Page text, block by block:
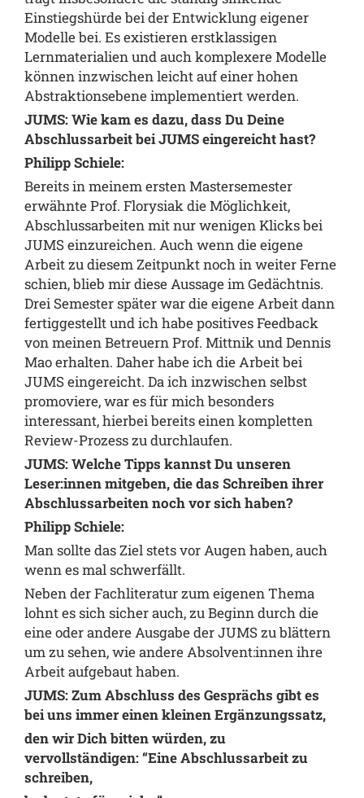
Einstiegshürde bei der Entwicklung eigener
Modelle bei. Es existieren erstklassigen
Lernmaterialien und auch komplexere Modelle
können inzwischen leicht auf einer hohen
Abstraktionsebene implementiert werden.
JUMS: Wie kam es dazu, dass Du Deine
Abschlussarbeit bei JUMS eingereicht hast?
Philipp Schiele:
Bereits in meinem ersten Mastersemester
erwähnte Prof. Florysiak die Möglichkeit,
Abschlussarbeiten mit nur wenigen Klicks bei
JUMS einzureichen. Auch wenn die eigene
Arbeit zu diesem Zeitpunkt noch in weiter Ferne
schien, blieb mir diese Aussage im Gedächtnis.
Drei Semester später war die eigene Arbeit dann
fertiggestellt und ich habe positives Feedback
von meinen Betreuern Prof. Mittnik und Dennis
Mao erhalten. Daher habe ich die Arbeit bei
JUMS eingereicht. Da ich inzwischen selbst
promoviere, war es für mich besonders
interessant, hierbei bereits einen kompletten
Review-Prozess zu durchlaufen.
JUMS: Welche Tipps kannst Du unseren
Leser:innen mitgeben, die das Schreiben ihrer
Abschlussarbeiten noch vor sich haben?
Philipp Schiele:
Man sollte das Ziel stets vor Augen haben, auch
wenn es mal schwerfällt.
Neben der Fachliteratur zum eigenen Thema
lohnt es sich sicher auch, zu Beginn durch die
eine oder andere Ausgabe der JUMS zu blättern
um zu sehen, wie andere Absolvent:innen ihre
Arbeit aufgebaut haben.
JUMS: Zum Abschluss des Gesprächs gibt es
bei uns immer einen kleinen Ergänzungssatz,
den wir Dich bitten würden, zu
vervollständigen: “Eine Abschlussarbeit zu
schreiben,